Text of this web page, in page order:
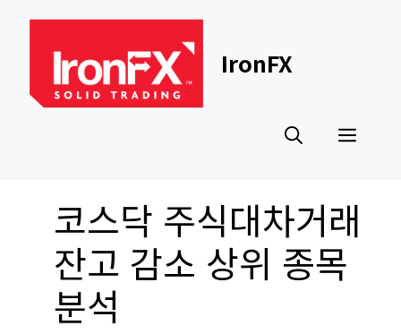
content
IronFX
코스닥 주식대차거래
잔고 감소 상위 종목
분석